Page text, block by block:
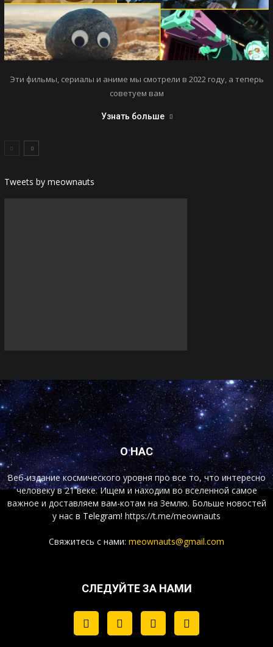
Эти фильмы, сериалы и аниме мы смотрели в 2022 году, а теперь
советуем вам
Узнать больше
Tweets by meownauts
О НАС
Веб-издание космического уровня про все то, что интересно
человеку в 21 веке. Ищем и находим во вселенной самое
важное и доставляем вам-котам на Землю. Больше новостей
у нас в Telegram! https://t.me/meownauts
Свяжитесь с нами: meownauts@gmail.com
СЛЕДУЙТЕ ЗА НАМИ